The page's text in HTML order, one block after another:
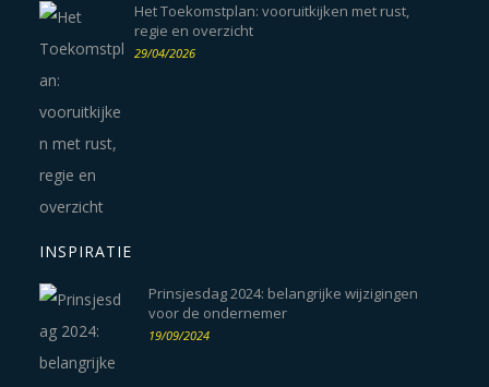
Het Toekomstplan: vooruitkijken met rust,
regie en overzicht
29/04/2026
INSPIRATIE
Prinsjesdag 2024: belangrijke wijzigingen
voor de ondernemer
19/09/2024